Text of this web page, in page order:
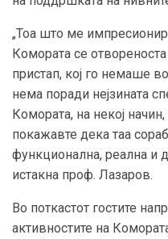
„Тоа што ме
Комората се
пристап, кој го немаше
нема поради нејзината
Комората, на некој
покажавте дека таа
функционална, реална и
истакна проф. Лазаров.
Во поткастот гостите
активностите на